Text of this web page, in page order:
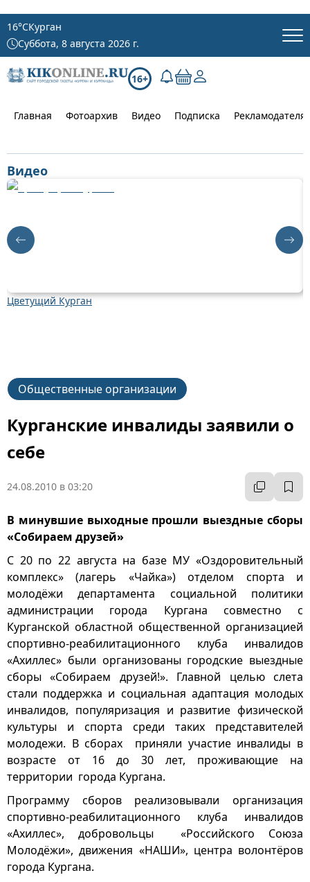
16°CКурган
Суббота, 8 августа 2026 г.
16+
Главная Фотоархив Видео Подписка
Видео
Цветущий Курган
Общественные организации
Курганские инвалиды заявили о
себе
24.08.2010 в 03:20
В минувшие выходные прошли выездные сборы
«Собираем друзей»
С 20 по 22 августа на базе МУ «Оздоровительный
комплекс» (лагерь «Чайка») отделом спорта и
молодёжи департамента социальной политики
администрации города Кургана совместно с
Курганской областной общественной организацией
спортивно-реабилитационного клуба инвалидов
«Ахиллес» были организованы городские выездные
сборы «Собираем друзей!». Главной целью слета
стали поддержка и социальная адаптация молодых
инвалидов, популяризация и развитие физической
культуры и спорта среди таких представителей
молодежи. В сборах приняли участие инвалиды в
возрасте от 16 до 30 лет, проживающие на
территории города Кургана.
Программу сборов реализовывали организация
спортивно-реабилитационного клуба инвалидов
«Ахиллес», добровольцы «Российского Союза
Молодёжи», движения «НАШИ», центра волонтёров
города Кургана.